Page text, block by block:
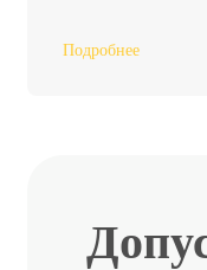
Подробнее